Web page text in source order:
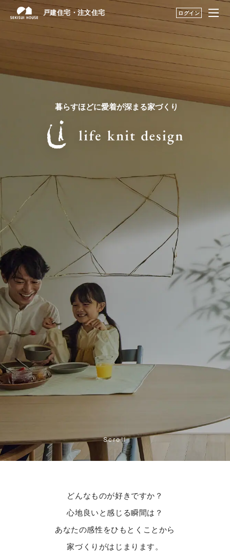
戸建住宅・注文住宅 ログイン
戸建住宅・注文住宅
はじめての家づくり
す
構法・性能を知る
My STAGE
カタログ・動画ライ
お問い合わせ
ご相談
はじめての家づくり TOP
家づくりの流れ
ファミリースイート／家族の幸せ広
がる大空間リビング
てる
ライフニットデザイン
インテリア実例紹介
感性に響く心地よさ
まちと美しく調和する
積水ハウスの戸建て住宅をお考えの
外国籍の方へ
暮らすほどに愛着が深まる家づくり
Scroll
どんなものが好きですか？
心地良いと感じる瞬間は？
あなたの感性をひもとくことから
家づくりがはじまります。